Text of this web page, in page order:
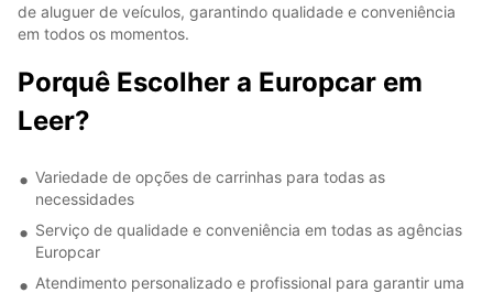
de aluguer de veículos, garantindo qualidade e conveniência
em todos os momentos.
Porquê Escolher a Europcar em
Leer?
Variedade de opções de carrinhas para todas as
necessidades
Serviço de qualidade e conveniência em todas as agências
Europcar
Atendimento personalizado e profissional para garantir uma